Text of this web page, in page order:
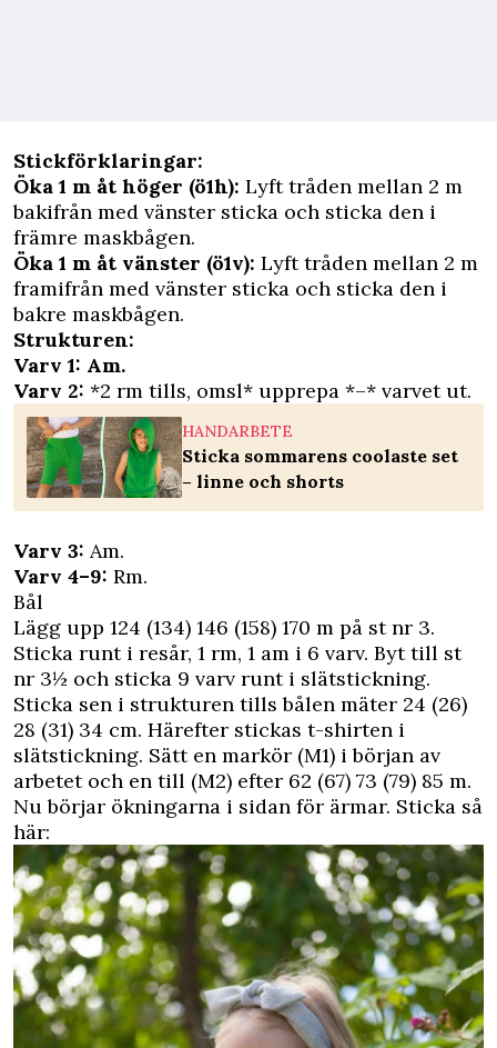
Stickförklaringar:
Öka 1 m åt höger (ö1h): Lyft tråden mellan 2 m
bakifrån med vänster sticka och sticka den i
främre maskbågen.
Öka 1 m åt vänster (ö1v): Lyft tråden mellan 2 m
framifrån med vänster sticka och sticka den i
bakre maskbågen.
Strukturen:
Varv 1: Am.
Varv 2: *2 rm tills, omsl* upprepa *–* varvet ut.
HANDARBETE
Sticka sommarens coolaste set
– linne och shorts
Varv 3: Am.
Varv 4–9: Rm.
Bål
Lägg upp 124 (134) 146 (158) 170 m på st nr 3.
Sticka runt i resår, 1 rm, 1 am i 6 varv. Byt till st
nr 3½ och sticka 9 varv runt i slätstickning.
Sticka sen i strukturen tills bålen mäter 24 (26)
28 (31) 34 cm. Härefter stickas t-shirten i
slätstickning. Sätt en markör (M1) i början av
arbetet och en till (M2) efter 62 (67) 73 (79) 85 m.
Nu börjar ökningarna i sidan för ärmar. Sticka så
här: